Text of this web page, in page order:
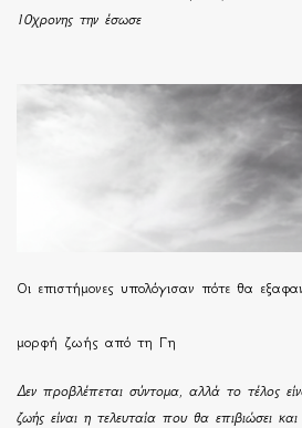
10χρονης την έσωσε
Οι επιστήμονες υπολόγισαν πότε θα
μορφή ζωής από τη Γη
Δεν προβλέπεται σύντομα, αλλά το τέλος
ζωής είναι η τελευταία που θα επιβιώσει και